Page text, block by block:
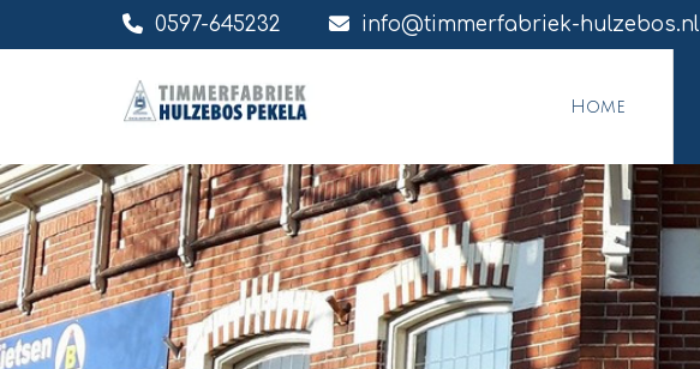
 0597-645232  info@timmerfabriek-hulzebos.nl
Home